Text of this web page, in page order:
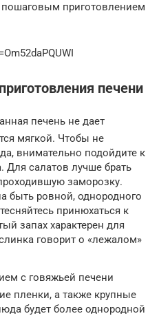
приготовлением
печени
печень не дает
мягкой. Чтобы не
внимательно подойдите к
Для салатов лучше брать
заморозку.
быть ровной, однородного
принюхаться к
запах характерен для
говорит о «лежалом»
с говяжьей печени
пленки, а также крупные
будет более однородной